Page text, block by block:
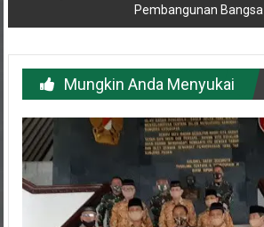
Pembangunan
Mungkin Anda Menyukai